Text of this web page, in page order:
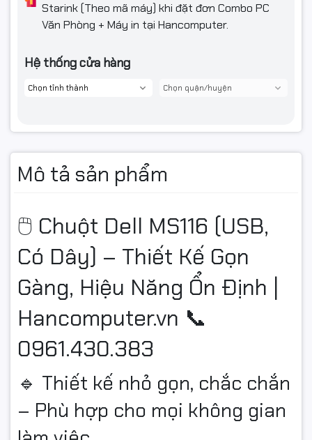
Starink (Theo mã máy) khi đặt đơn Combo PC
Văn Phòng + Máy in tại Hancomputer.
Hệ thống cửa hàng
Mô tả sản phẩm
🖱️ Chuột Dell MS116 (USB,
Có Dây) – Thiết Kế Gọn
Gàng, Hiệu Năng Ổn Định |
Hancomputer.vn 📞
0961.430.383
🔹 Thiết kế nhỏ gọn, chắc chắn
– Phù hợp cho mọi không gian